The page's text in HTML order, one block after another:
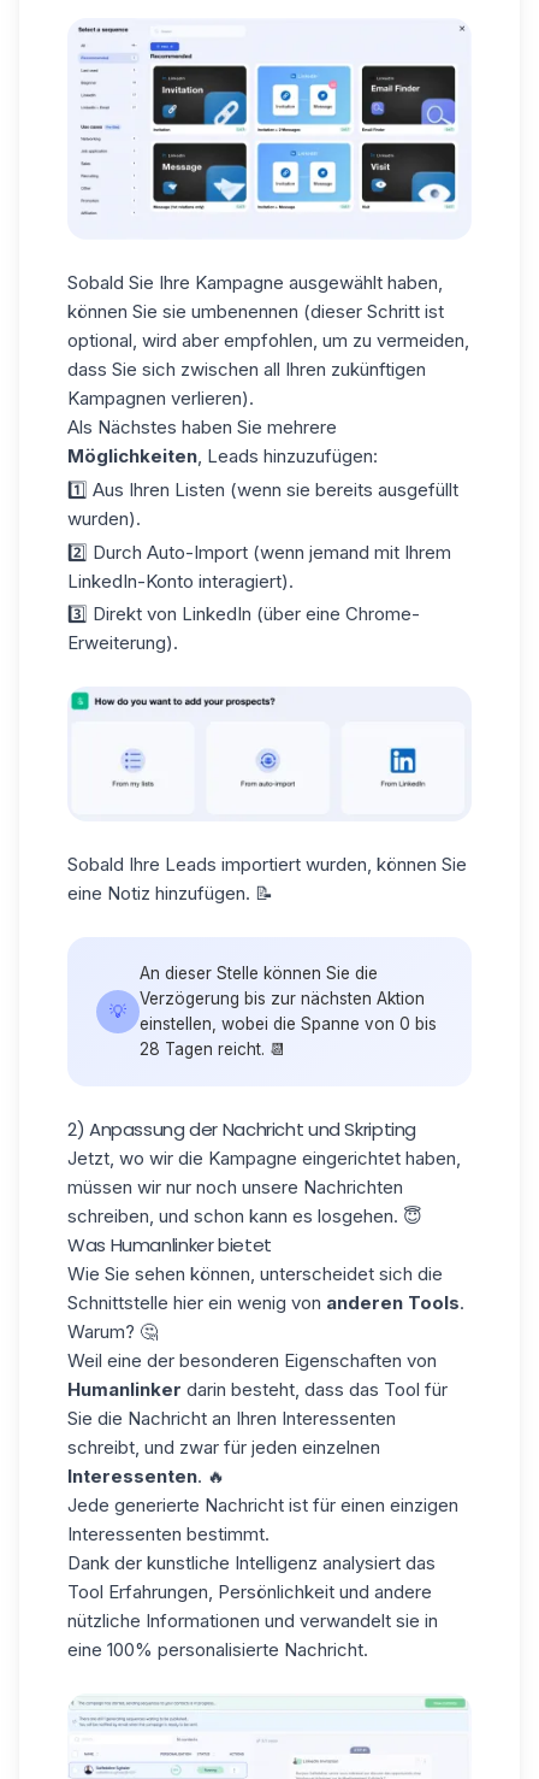
Sobald Sie Ihre Kampagne ausgewählt haben,
können Sie sie umbenennen (dieser Schritt ist
optional, wird aber empfohlen, um zu vermeiden,
dass Sie sich zwischen all Ihren zukünftigen
Kampagnen verlieren).
Als Nächstes haben Sie mehrere
Möglichkeiten, Leads hinzuzufügen:
1️⃣ Aus Ihren Listen (wenn sie bereits ausgefüllt
wurden).
2️⃣ Durch Auto-Import (wenn jemand mit Ihrem
LinkedIn-Konto interagiert).
3️⃣ Direkt von LinkedIn (über eine Chrome-
Erweiterung).
Sobald Ihre Leads importiert wurden, können Sie
eine Notiz hinzufügen. 📝
💡
An dieser Stelle können Sie die
Verzögerung bis zur nächsten Aktion
einstellen, wobei die Spanne von 0 bis
28 Tagen reicht. 📆
2) Anpassung der Nachricht und Skripting
Jetzt, wo wir die Kampagne eingerichtet haben,
müssen wir nur noch unsere Nachrichten
schreiben, und schon kann es losgehen. 😇
Was Humanlinker bietet
Wie Sie sehen können, unterscheidet sich die
Schnittstelle hier ein wenig von anderen Tools.
Warum? 🤔
Weil eine der besonderen Eigenschaften von
Humanlinker darin besteht, dass das Tool für
Sie die Nachricht an Ihren Interessenten
schreibt, und zwar für jeden einzelnen
Interessenten. 🔥
Jede generierte Nachricht ist für einen einzigen
Interessenten bestimmt.
Dank der kunstliche Intelligenz analysiert das
Tool Erfahrungen, Persönlichkeit und andere
nützliche Informationen und verwandelt sie in
eine 100% personalisierte Nachricht.